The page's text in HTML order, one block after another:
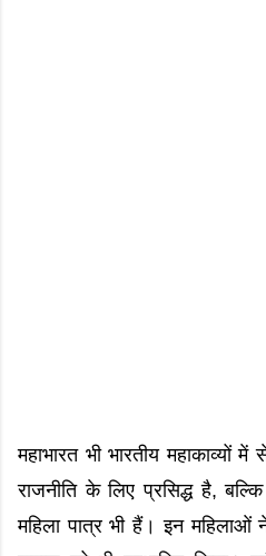
महाभारत भी भारतीय
राजनीति के लिए प्रसिद्ध है,
महिला पात्र भी हैं। इन महिलाओं